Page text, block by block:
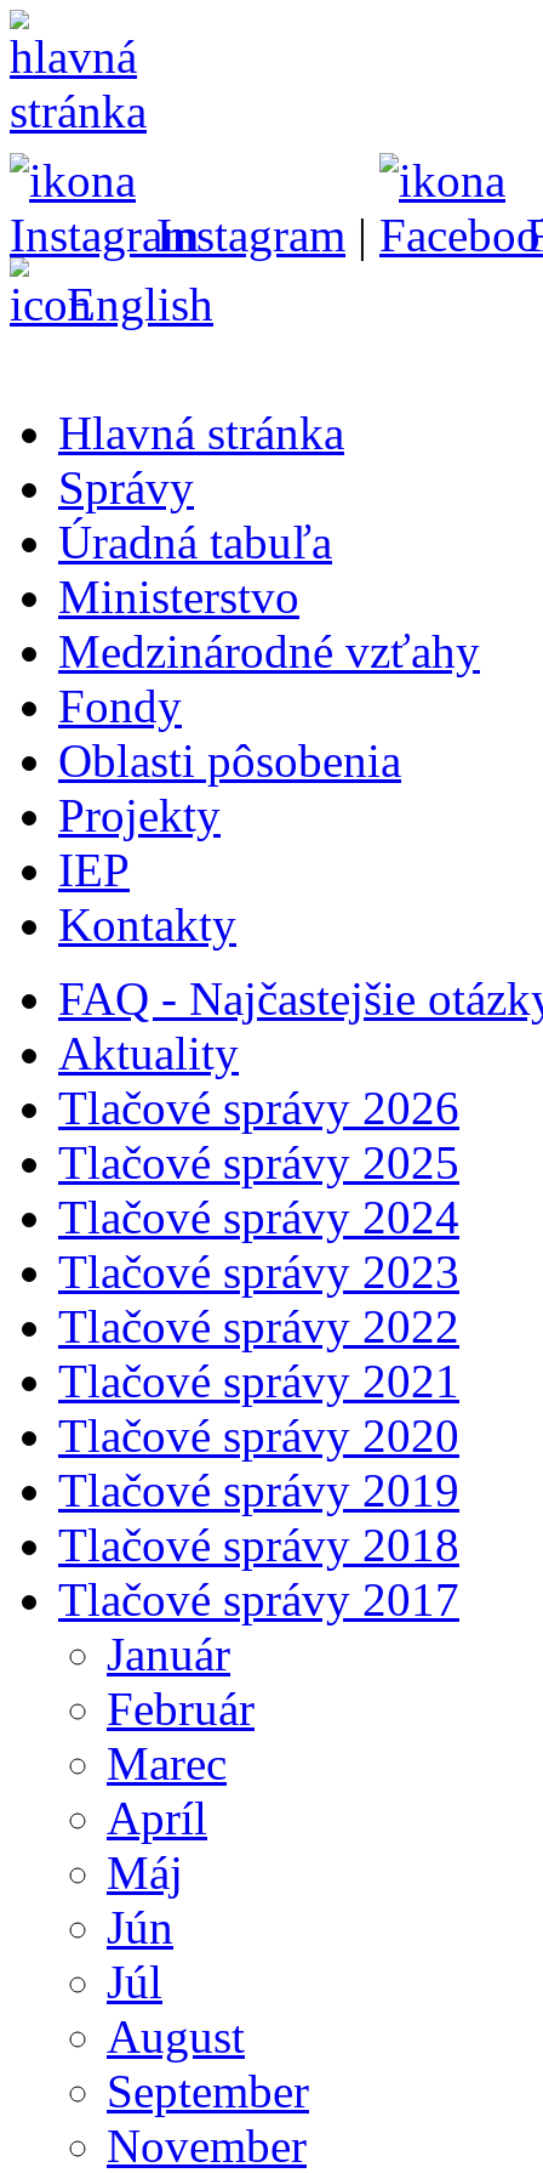
Instagram |
English
Hlavná stránka
Správy
Úradná tabuľa
Ministerstvo
Medzinárodné vzťahy
Fondy
Oblasti pôsobenia
Projekty
IEP
Kontakty
FAQ - Najčastejšie
Aktuality
Tlačové správy 2026
Tlačové správy 2025
Tlačové správy 2024
Tlačové správy 2023
Tlačové správy 2022
Tlačové správy 2021
Tlačové správy 2020
Tlačové správy 2019
Tlačové správy 2018
Tlačové správy 2017
Január
Február
Marec
Apríl
Máj
Jún
Júl
August
September
November